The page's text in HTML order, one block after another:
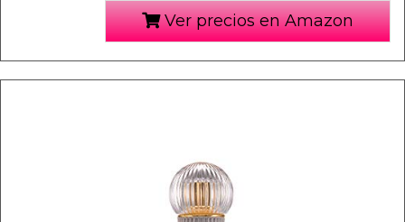
Ver precios en Amazon